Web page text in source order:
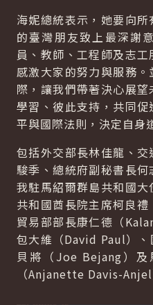
海妮總統表示，她要向
的臺灣朋友致上最深謝
員、教師、工程師及志
感激大家的努力與服務
際，讓我們帶著決心展
學習、彼此支持，共同
平與國際法則，決定自身
包括外交部長林佳龍、
駿季、總統府副秘書長何
我駐馬紹爾群島共和國
共和國酋長院主席柯良禮
貿易部部長康仁德（
包大維（David Paul）
貝將（ Joe Bejang）
（Anjanette Davis-Anjel